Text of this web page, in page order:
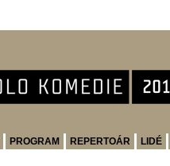
PROGRAM REPERTOÁR
LIDÉ